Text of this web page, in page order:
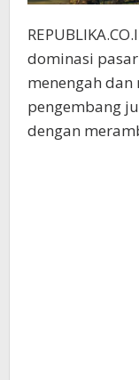
dominasi
menengah
pengembang
dengan